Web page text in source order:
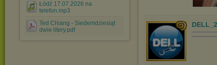
Łódź 17.07.2026 na
telefon.mp3
Ted Chiang - Siedemdziesiąt
dwie litery.pdf